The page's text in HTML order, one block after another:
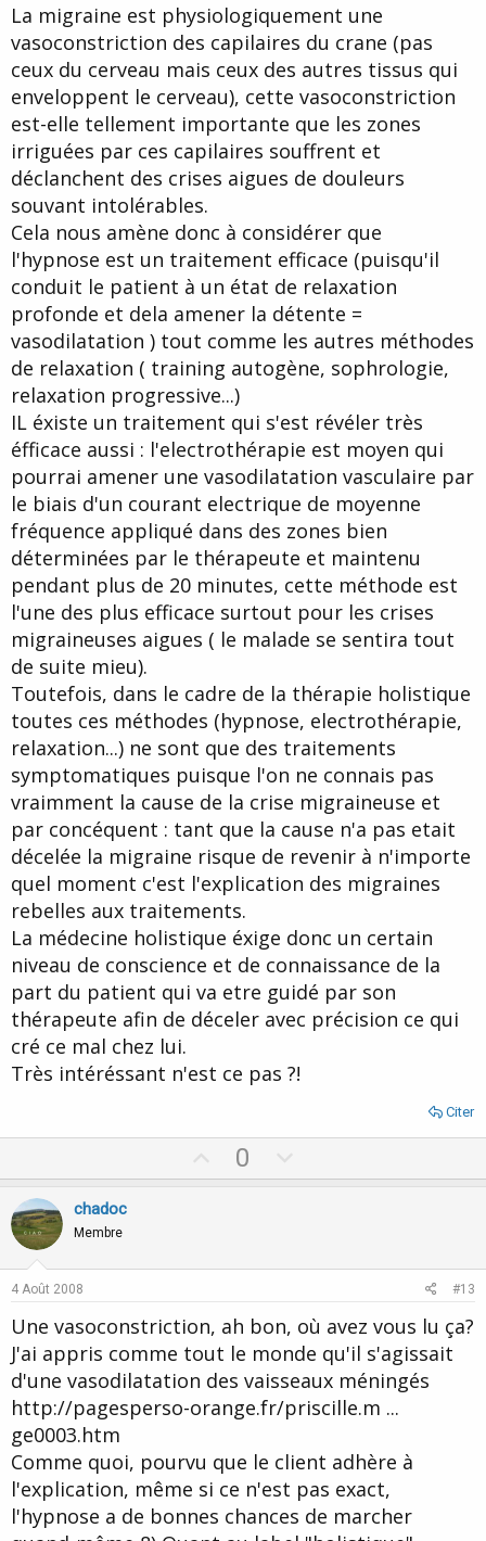
e
La migraine est physiologiquement une
vasoconstriction des capilaires du crane (pas
ceux du cerveau mais ceux des autres tissus qui
enveloppent le cerveau), cette vasoconstriction
est-elle tellement importante que les zones
irriguées par ces capilaires souffrent et
déclanchent des crises aigues de douleurs
souvant intolérables.
Cela nous amène donc à considérer que
l'hypnose est un traitement efficace (puisqu'il
conduit le patient à un état de relaxation
profonde et dela amener la détente =
vasodilatation ) tout comme les autres méthodes
de relaxation ( training autogène, sophrologie,
relaxation progressive...)
IL éxiste un traitement qui s'est révéler très
éfficace aussi : l'electrothérapie est moyen qui
pourrai amener une vasodilatation vasculaire par
le biais d'un courant electrique de moyenne
fréquence appliqué dans des zones bien
déterminées par le thérapeute et maintenu
pendant plus de 20 minutes, cette méthode est
l'une des plus efficace surtout pour les crises
migraineuses aigues ( le malade se sentira tout
de suite mieu).
Toutefois, dans le cadre de la thérapie holistique
toutes ces méthodes (hypnose, electrothérapie,
relaxation...) ne sont que des traitements
symptomatiques puisque l'on ne connais pas
vraimment la cause de la crise migraineuse et
par concéquent : tant que la cause n'a pas etait
décelée la migraine risque de revenir à n'importe
quel moment c'est l'explication des migraines
rebelles aux traitements.
La médecine holistique éxige donc un certain
niveau de conscience et de connaissance de la
part du patient qui va etre guidé par son
thérapeute afin de déceler avec précision ce qui
cré ce mal chez lui.
Très intéréssant n'est ce pas ?!
Citer
p
t
0
o
v
e
chadoc
Membre
4 Août 2008 #13
Une vasoconstriction, ah bon, où avez vous lu ça?
J'ai appris comme tout le monde qu'il s'agissait
d'une vasodilatation des vaisseaux méningés
http://pagesperso-orange.fr/priscille.m ...
ge0003.htm
Comme quoi, pourvu que le client adhère à
l'explication, même si ce n'est pas exact,
l'hypnose a de bonnes chances de marcher